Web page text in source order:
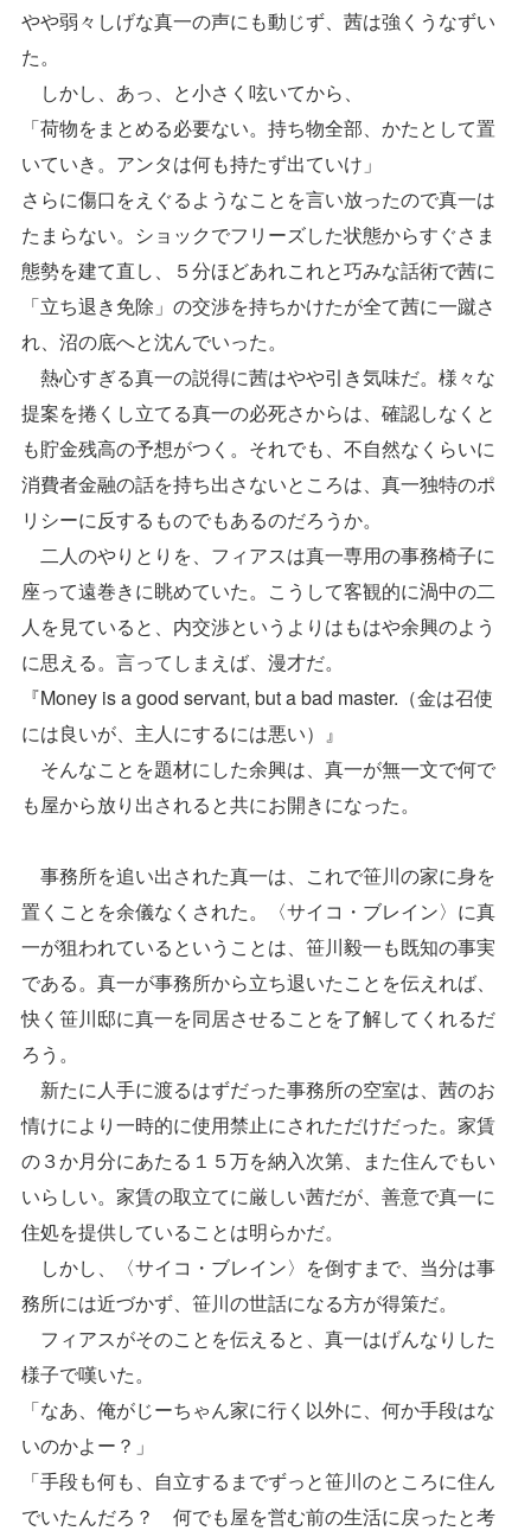
やや弱々しげな真一の声にも動じず、茜は強くうなずい
た。
しかし、あっ、と小さく呟いてから、
「荷物をまとめる必要ない。持ち物全部、かたとして置
いていき。アンタは何も持たず出ていけ」
さらに傷口をえぐるようなことを言い放ったので真一は
たまらない。ショックでフリーズした状態からすぐさま
態勢を建て直し、５分ほどあれこれと巧みな話術で茜に
「立ち退き免除」の交渉を持ちかけたが全て茜に一蹴さ
れ、沼の底へと沈んでいった。
熱心すぎる真一の説得に茜はやや引き気味だ。様々な
提案を捲くし立てる真一の必死さからは、確認しなくと
も貯金残高の予想がつく。それでも、不自然なくらいに
消費者金融の話を持ち出さないところは、真一独特のポ
リシーに反するものでもあるのだろうか。
二人のやりとりを、フィアスは真一専用の事務椅子に
座って遠巻きに眺めていた。こうして客観的に渦中の二
人を見ていると、内交渉というよりはもはや余興のよう
に思える。言ってしまえば、漫才だ。
『Money is a good servant, but a bad master.（金は召使
には良いが、主人にするには悪い）』
そんなことを題材にした余興は、真一が無一文で何で
も屋から放り出されると共にお開きになった。
事務所を追い出された真一は、これで笹川の家に身を
置くことを余儀なくされた。〈サイコ・ブレイン〉に真
一が狙われているということは、笹川毅一も既知の事実
である。真一が事務所から立ち退いたことを伝えれば、
快く笹川邸に真一を同居させることを了解してくれるだ
ろう。
新たに人手に渡るはずだった事務所の空室は、茜のお
情けにより一時的に使用禁止にされただけだった。家賃
の３か月分にあたる１５万を納入次第、また住んでもい
いらしい。家賃の取立てに厳しい茜だが、善意で真一に
住処を提供していることは明らかだ。
しかし、〈サイコ・ブレイン〉を倒すまで、当分は事
務所には近づかず、笹川の世話になる方が得策だ。
フィアスがそのことを伝えると、真一はげんなりした
様子で嘆いた。
「なあ、俺がじーちゃん家に行く以外に、何か手段はな
いのかよー？」
「手段も何も、自立するまでずっと笹川のところに住ん
でいたんだろ？ 何でも屋を営む前の生活に戻ったと考